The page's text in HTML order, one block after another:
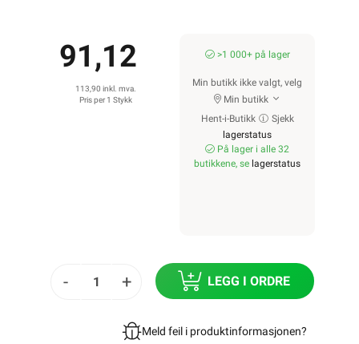
91,12
113,90 inkl. mva.
Pris per 1 Stykk
>1 000+ på lager
Min butikk ikke valgt, velg
Min butikk
Hent-i-Butikk
Sjekk
lagerstatus
På lager i alle 32
butikkene, se lagerstatus
- + LEGG I ORDRE
Meld feil i produktinformasjonen?